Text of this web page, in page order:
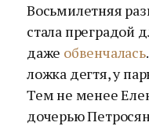
Восьмилетняя
стала преградой
даже обвенчалась
ложка дегтя, у
Тем не менее
дочерью